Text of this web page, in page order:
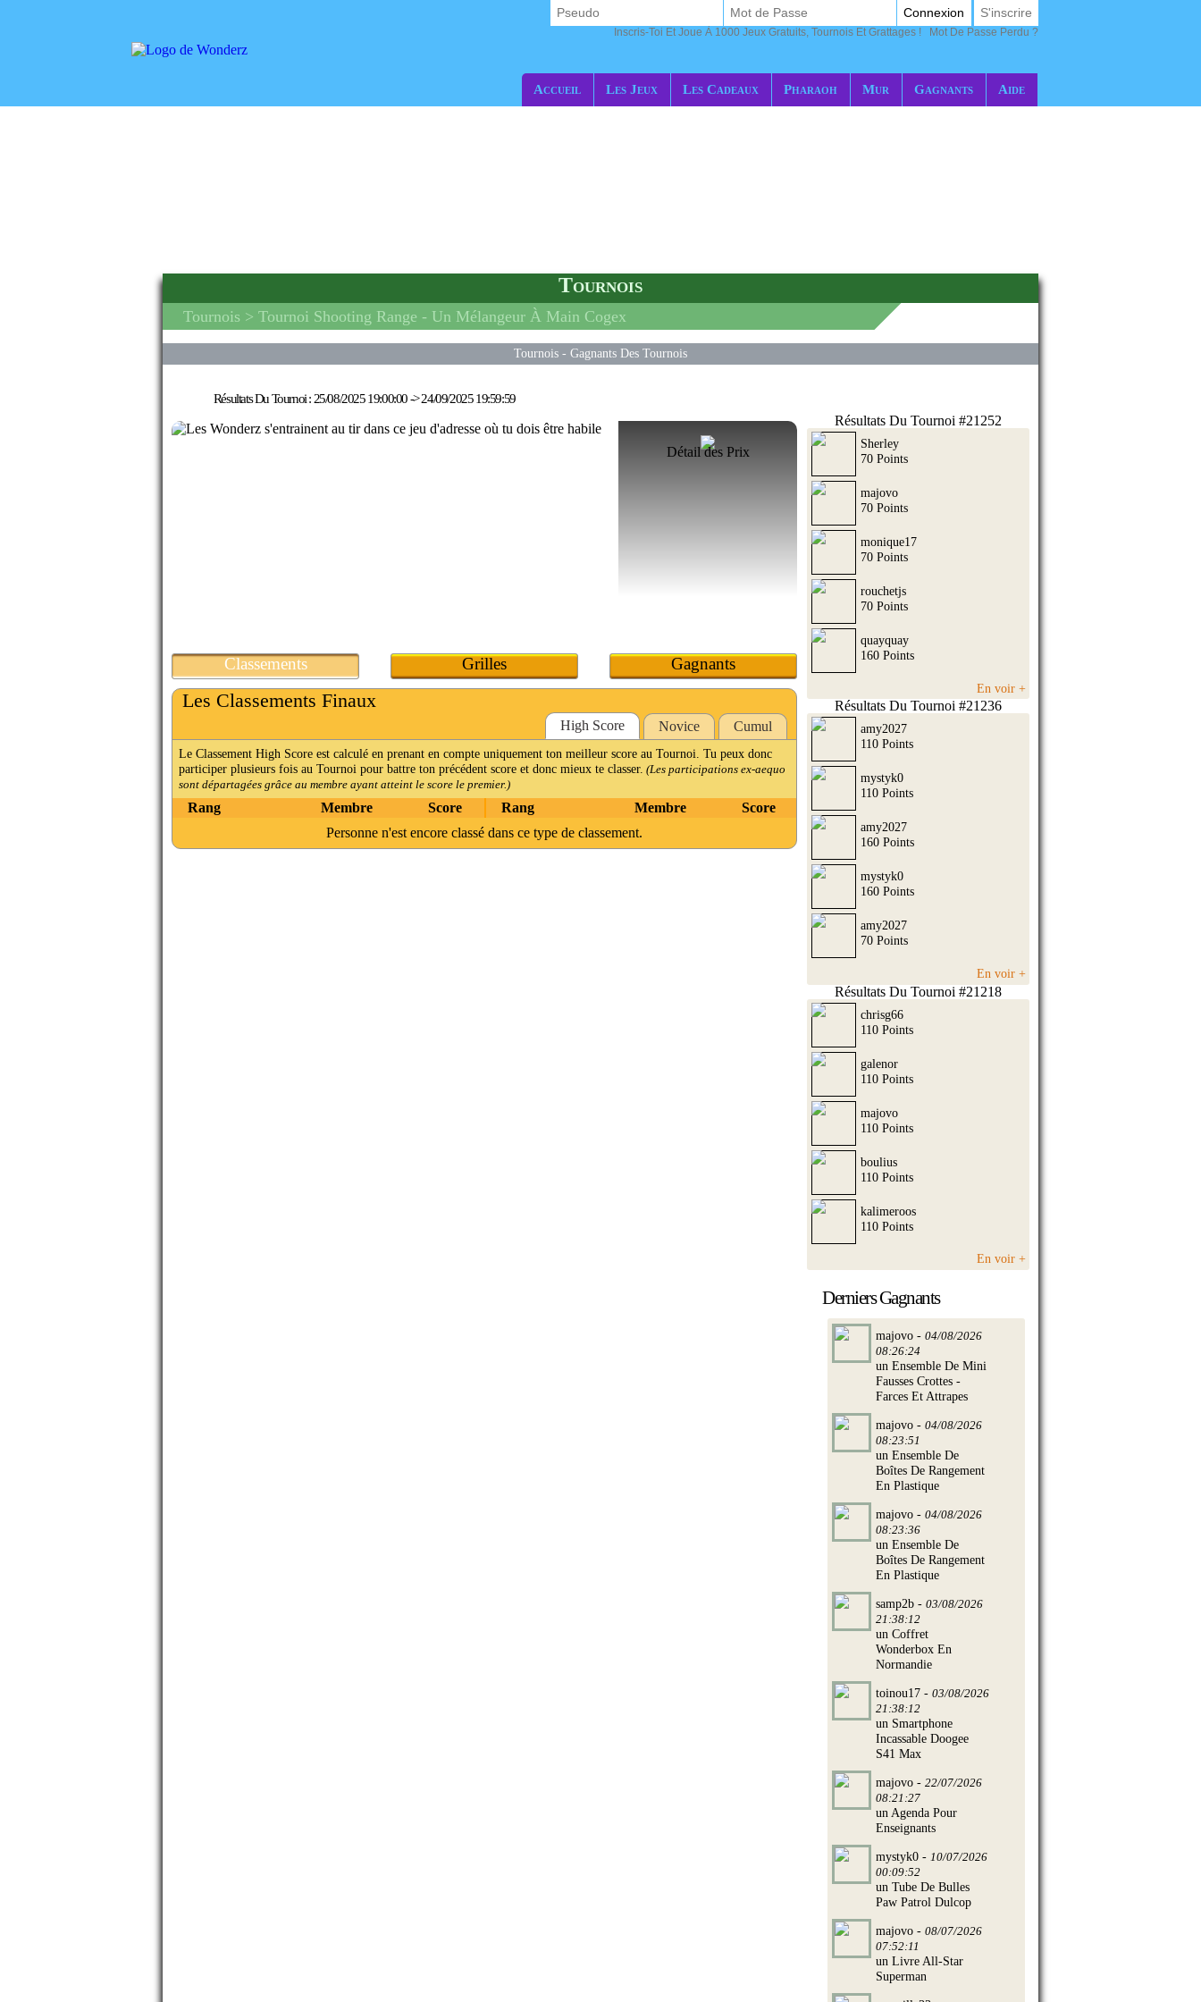
Accueil Les Jeux Les Cadeaux Pharaoh Mur Gagnants Aide
Connexion S'inscrire
Inscris-Toi Et Joue À 1000 Jeux Gratuits, Tournois Et Grattages ! Mot De Passe Perdu ?
Tournois
Tournois > Tournoi Shooting Range - Un Mélangeur À Main Cogex
Tournois - Gagnants Des Tournois
Résultats Du Tournoi :25/08/2025 19:00:00->24/09/2025 19:59:59
Détail des Prix
Classements Grilles Gagnants
Les Classements Finaux
High Score Novice Cumul
Le Classement High Score est calculé en prenant en compte uniquement ton meilleur score au Tournoi. Tu peux donc
participer plusieurs fois au Tournoi pour battre ton précédent score et donc mieux te classer. (Les participations ex-aequo
sont départagées grâce au membre ayant atteint le score le premier.)
Rang Membre Score Rang Membre
Score
Personne n'est encore classé dans ce type de classement.
Résultats Du Tournoi #21252
Sherley
70 Points
majovo
70 Points
monique17
70 Points
rouchetjs
70 Points
quayquay
160 Points
En voir +
Résultats Du Tournoi #21236
amy2027
110 Points
mystyk0
110 Points
amy2027
160 Points
mystyk0
160 Points
amy2027
70 Points
En voir +
Résultats Du Tournoi #21218
chrisg66
110 Points
galenor
110 Points
majovo
110 Points
boulius
110 Points
kalimeroos
110 Points
En voir +
Derniers Gagnants
majovo - 04/08/2026
08:26:24
un Ensemble De Mini
Fausses Crottes -
Farces Et Attrapes
majovo - 04/08/2026
08:23:51
un Ensemble De
Boîtes De Rangement
En Plastique
majovo - 04/08/2026
08:23:36
un Ensemble De
Boîtes De Rangement
En Plastique
samp2b - 03/08/2026
21:38:12
un Coffret
Wonderbox En
Normandie
toinou17 - 03/08/2026
21:38:12
un Smartphone
Incassable Doogee
S41 Max
majovo - 22/07/2026
08:21:27
un Agenda Pour
Enseignants
mystyk0 - 10/07/2026
00:09:52
un Tube De Bulles
Paw Patrol Dulcop
majovo - 08/07/2026
07:52:11
un Livre All-Star
Superman